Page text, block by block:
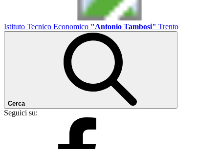
Istituto Tecnico Economico "Antonio Tambosi" Trento
Cerca
Seguici su: